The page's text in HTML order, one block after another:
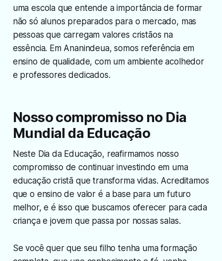
uma escola que entende a importância de formar
não só alunos preparados para o mercado, mas
pessoas que carregam valores cristãos na
essência. Em Ananindeua, somos referência em
ensino de qualidade, com um ambiente acolhedor
e professores dedicados.
Nosso compromisso no Dia
Mundial da Educação
Neste Dia da Educação, reafirmamos nosso
compromisso de continuar investindo em uma
educação cristã que transforma vidas. Acreditamos
que o ensino de valor é a base para um futuro
melhor, e é isso que buscamos oferecer para cada
criança e jovem que passa por nossas salas.
Se você quer que seu filho tenha uma formação